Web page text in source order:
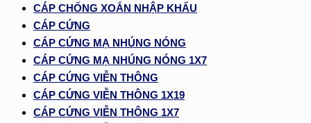
CÁP CHỐNG XOẮN NHẬP KHẨU
CÁP CỨNG
CÁP CỨNG MẠ NHÚNG NÓNG
CÁP CỨNG MẠ NHÚNG NÓNG 1X7
CÁP CỨNG VIỄN THÔNG
CÁP CỨNG VIỄN THÔNG 1X19
CÁP CỨNG VIỄN THÔNG 1X7